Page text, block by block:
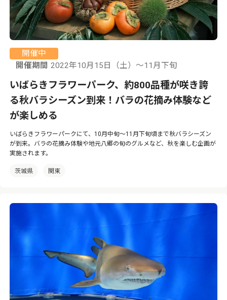
開催中
開催期間 2022年10月15日（土）～11月下旬
いばらきフラワーパーク、約800品種が咲き誇
る秋バラシーズン到来！バラの花摘み体験など
が楽しめる
いばらきフラワーパークにて、10月中旬〜11月下旬頃まで秋バラシーズン
が到来。バラの花摘み体験や地元八郷の旬のグルメなど、秋を楽しむ企画が
実施されます。
茨城県 関東